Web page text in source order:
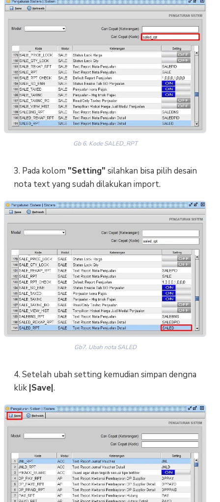
Gb 6. Kode SALED_RPT
3. Pada kolom "Setting" silahkan bisa pilih desain
nota text yang sudah dilakukan import.
Gb7. Ubah nota SALED
4. Setelah ubah setting kemudian simpan dengna
klik |Save|.